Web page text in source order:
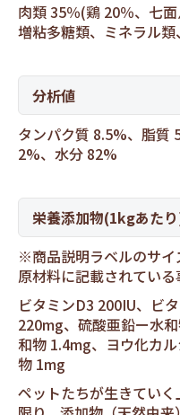
肉類 35％(鶏 20％、七
増粘多糖類、ミネラル
分析値
タンパク質 8.5%、脂質
2%、水分 82%
栄養添加物(1kgあた
※商品説明ラベルのサイ
原材料に記載されている
ビタミンD3 200IU、ビ
220mg、硫酸亜鉛ー水
和物 1.4mg、ヨウ化カ
物 1mg
ペットたちが生きてい